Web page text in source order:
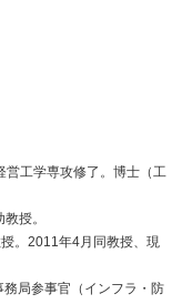
工学専攻修了。博士（工
授。
。2011年4月同教授、現
局参事官（インフラ・防